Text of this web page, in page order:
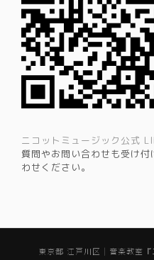
ニコットミュージック公式
質問やお問い合わせも受け
わせください。
東京都 江戸川区 | 音楽教室